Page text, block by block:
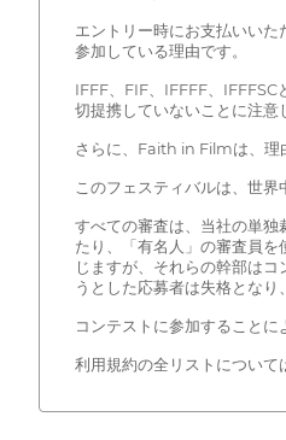
エントリー時にお支払いい
参加している理由です。
IFFF、FIF、IFFFF、IFFFSC
切提携していないことに注意
さらに、Faith in Filmは、理
このフェスティバルは、世
すべての審査は、当社の単独
たり、「有名人」の審査員
じますが、それらの幹部は
うとした応募者は失格となり
コンテストに参加することに
利用規約の全リストについて